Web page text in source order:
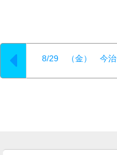
8/29 （金） 今治